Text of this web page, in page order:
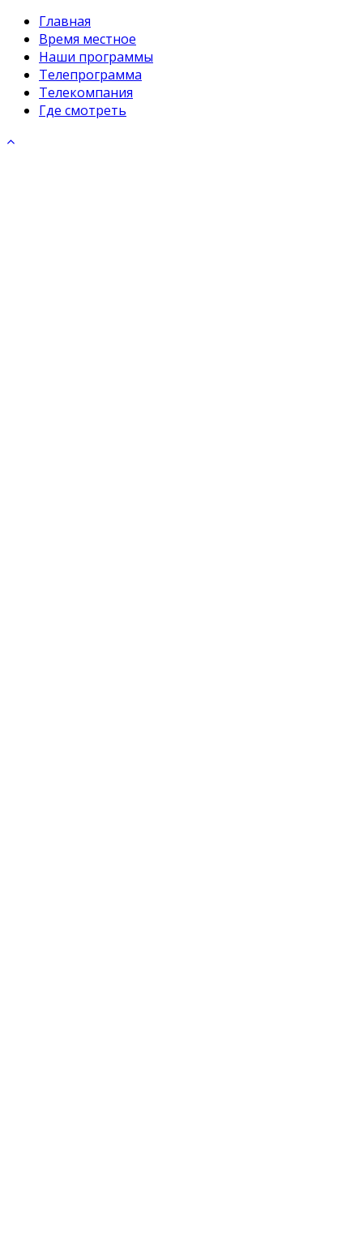
Главная
Время местное
Наши программы
Телепрограмма
Телекомпания
Где смотреть